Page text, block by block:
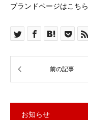
ブランドページはこちら
お知らせ